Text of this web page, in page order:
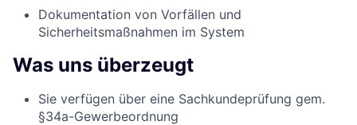
Dokumentation von Vorfällen und
Sicherheitsmaßnahmen im System
Was uns überzeugt
Sie verfügen über eine Sachkundeprüfung gem.
§34a-Gewerbeordnung